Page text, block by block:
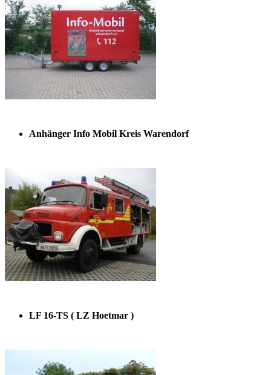
Anhänger Info Mobil Kreis Warendorf
LF 16-TS ( LZ Hoetmar )